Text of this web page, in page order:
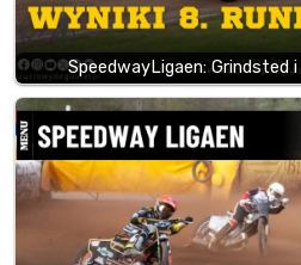
SpeedwayLigaen: Grindsted